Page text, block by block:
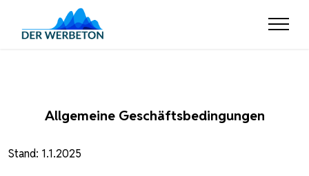
Allgemeine Geschäftsbedingungen
Stand: 1.1.2025